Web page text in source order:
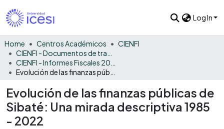
Log In
Home Centros Académicos
CIENFI
Evolución de las finanzas públicas de
Sibaté: Una mirada descriptiva 1985
- 2022